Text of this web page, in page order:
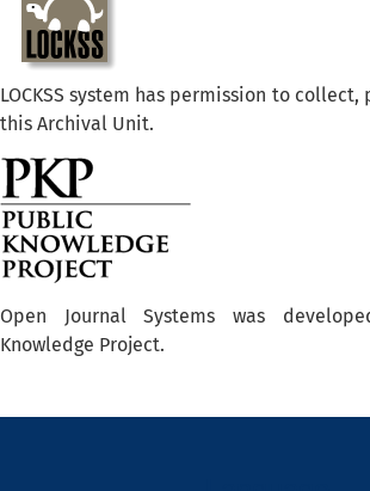
LOCKSS system has permission to collect,
this Archival Unit.
Open Journal Systems was
Knowledge Project.